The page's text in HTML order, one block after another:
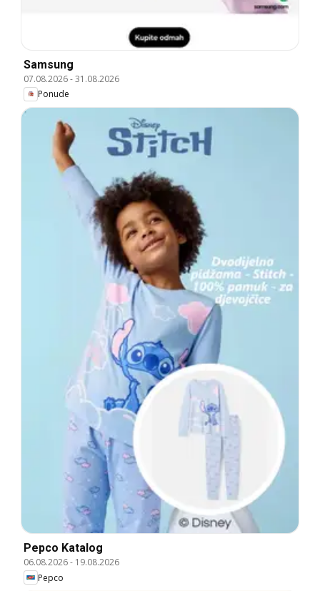
Samsung
07.08.2026-31.08.2026
Ponude
Pepco Katalog
06.08.2026- 19.08.2026
Pepco